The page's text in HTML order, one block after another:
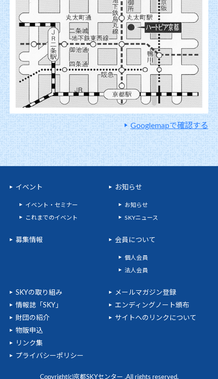
Googlemapで確認する
イベント
イベント・セミナー
これまでのイベント
募集情報
お知らせ
お知らせ
SKYニュース
会員について
個人会員
法人会員
SKYの取り組み
情報誌「SKY」
財団の紹介
物販申込
リンク集
プライバシーポリシー
メールマガジン登録
エンディングノート頒布
サイトへのリンクについて
Copyright(c)京都SKYセンター .All rights reserved.